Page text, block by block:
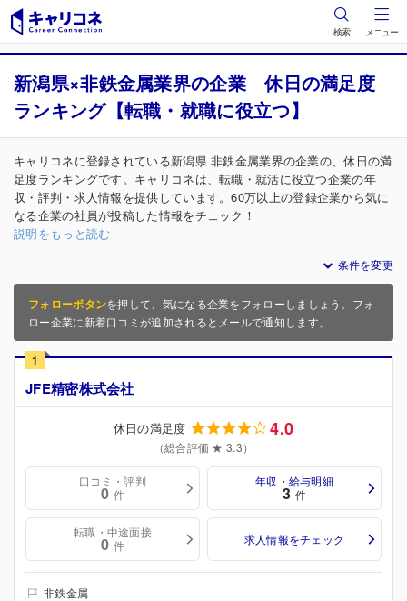
検索 メニュー
新潟県×非鉄金属業界の企業 休日の満足度
ランキング【転職・就職に役立つ】
キャリコネに登録されている新潟県 非鉄金属業界の企業の、休日の満
足度ランキングです。キャリコネは、転職・就活に役立つ企業の年
収・評判・求人情報を提供しています。60万以上の登録企業から気に
なる企業の社員が投稿した情報をチェック！
説明をもっと読む
条件を変更
フォローボタンを押して、気になる企業をフォローしましょう。フォ
ロー企業に新着口コミが追加されるとメールで通知します。
1
JFE精密株式会社
休日の満足度 4.0
（総合評価 ★ 3.3）
口コミ・評判
0 件
年収・給与明細
3 件
転職・中途面接
0 件 求人情報をチェック
非鉄金属